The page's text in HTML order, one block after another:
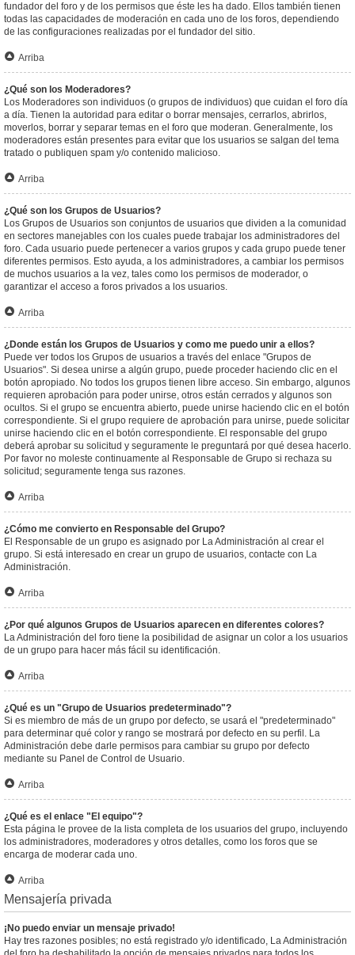
fundador del foro y de los permisos que éste les ha dado. Ellos también tienen
todas las capacidades de moderación en cada uno de los foros, dependiendo
de las configuraciones realizadas por el fundador del sitio.
Arriba
¿Qué son los Moderadores?
Los Moderadores son individuos (o grupos de individuos) que cuidan el foro día
a día. Tienen la autoridad para editar o borrar mensajes, cerrarlos, abrirlos,
moverlos, borrar y separar temas en el foro que moderan. Generalmente, los
moderadores están presentes para evitar que los usuarios se salgan del tema
tratado o publiquen spam y/o contenido malicioso.
Arriba
¿Qué son los Grupos de Usuarios?
Los Grupos de Usuarios son conjuntos de usuarios que dividen a la comunidad
en sectores manejables con los cuales puede trabajar los administradores del
foro. Cada usuario puede pertenecer a varios grupos y cada grupo puede tener
diferentes permisos. Esto ayuda, a los administradores, a cambiar los permisos
de muchos usuarios a la vez, tales como los permisos de moderador, o
garantizar el acceso a foros privados a los usuarios.
Arriba
¿Donde están los Grupos de Usuarios y como me puedo unir a ellos?
Puede ver todos los Grupos de usuarios a través del enlace "Grupos de
Usuarios". Si desea unirse a algún grupo, puede proceder haciendo clic en el
botón apropiado. No todos los grupos tienen libre acceso. Sin embargo, algunos
requieren aprobación para poder unirse, otros están cerrados y algunos son
ocultos. Si el grupo se encuentra abierto, puede unirse haciendo clic en el botón
correspondiente. Si el grupo requiere de aprobación para unirse, puede solicitar
unirse haciendo clic en el botón correspondiente. El responsable del grupo
deberá aprobar su solicitud y seguramente le preguntará por qué desea hacerlo.
Por favor no moleste continuamente al Responsable de Grupo si rechaza su
solicitud; seguramente tenga sus razones.
Arriba
¿Cómo me convierto en Responsable del Grupo?
El Responsable de un grupo es asignado por La Administración al crear el
grupo. Si está interesado en crear un grupo de usuarios, contacte con La
Administración.
Arriba
¿Por qué algunos Grupos de Usuarios aparecen en diferentes colores?
La Administración del foro tiene la posibilidad de asignar un color a los usuarios
de un grupo para hacer más fácil su identificación.
Arriba
¿Qué es un "Grupo de Usuarios predeterminado"?
Si es miembro de más de un grupo por defecto, se usará el "predeterminado"
para determinar qué color y rango se mostrará por defecto en su perfil. La
Administración debe darle permisos para cambiar su grupo por defecto
mediante su Panel de Control de Usuario.
Arriba
¿Qué es el enlace "El equipo"?
Esta página le provee de la lista completa de los usuarios del grupo, incluyendo
los administradores, moderadores y otros detalles, como los foros que se
encarga de moderar cada uno.
Arriba
Mensajería privada
¡No puedo enviar un mensaje privado!
Hay tres razones posibles; no está registrado y/o identificado, La Administración